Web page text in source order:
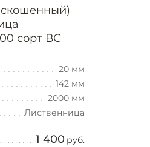
сорт ВС
20 мм
142 мм
2000 мм
Лиственница
1 400 руб.